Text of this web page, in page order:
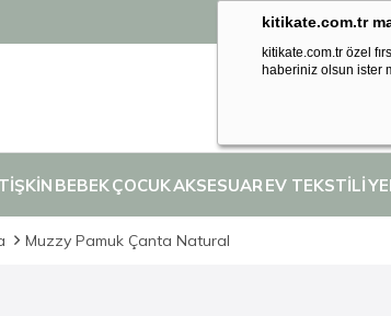
kitikate.com.tr
kitikate.com.tr özel
haberiniz olsun ister
Seçili İlk Adım
BEBEKÇOCUKAKSESUAR EV TEKSTİLİ
Muzzy Pamuk Çanta Natural